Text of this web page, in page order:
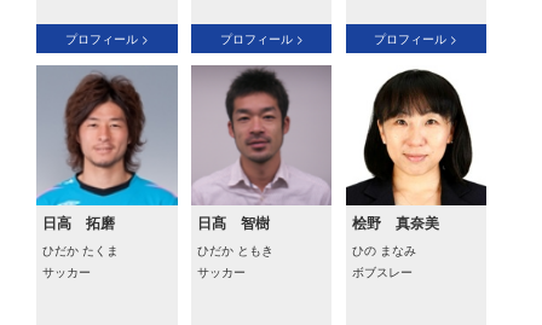
プロフィール > プロフィール > プロフィール >
日高 拓磨
ひだか たくま
サッカー
日髙 智樹
ひだか ともき
サッカー
桧野 真奈美
ひの まなみ
ボブスレー